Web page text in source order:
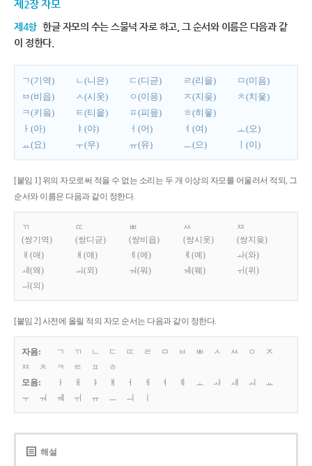
제2장 자모
제4항 한글 자모의 수는 스물넉 자로 하고, 그 순서와 이름은 다음과 같
이 정한다.
ㄱ(기역) ㄴ(니은) ㄷ(디귿) ㄹ(리을)
ㅁ(미음)
ㅂ(비읍)
ㅅ(시옷) ㅇ(이응) ㅈ(지읒)
ㅊ(치읓)
ㅋ(키읔)
ㅌ(티읕) ㅍ(피읖)
ㅎ(히읗)
ㅏ(아)
ㅑ(야) ㅓ(어) ㅕ(여)
ㅗ(오)
ㅛ(요)
ㅜ(우) ㅠ(유) ㅡ(으) ㅣ(이)
[붙임 1] 위의 자모로써 적을 수 없는 소리는 두 개 이상의 자모를 어울러서 적되, 그
순서와 이름은 다음과 같이 정한다.
ㄲ
(쌍기역)
ㄸ
(쌍디귿)
ㅃ
(쌍비읍)
ㅆ
(쌍시옷)
ㅉ
(쌍지읒)
ㅐ(애)
ㅒ(얘) ㅔ(에) ㅖ(예)
ㅘ(와)
ㅙ(왜)
ㅚ(외) ㅝ(워) ㅞ(웨)
ㅟ(위)
ㅢ(의)
[붙임 2] 사전에 올릴 적의 자모 순서는 다음과 같이 정한다.
자음: ㄱ ㄲ ㄴ ㄷ ㄸ ㄹ ㅁ ㅂ ㅃ ㅅ ㅆ ㅇ
ㅈ
ㅉ
ㅊ ㅋ ㅌ ㅍ
ㅎ
모음:
ㅏ ㅐ ㅑ ㅒ ㅓ ㅔ ㅕ ㅖ ㅗ ㅘ ㅙ ㅚ
ㅛ
ㅜ
ㅝ ㅞ ㅟ ㅠ ㅡ ㅢ
해설